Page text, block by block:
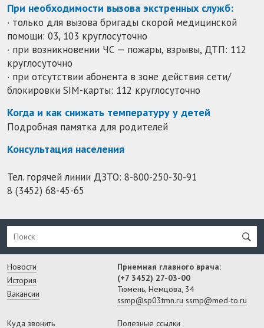
При необходимости вызова экстренных служб:
· только для вызова бригады скорой медицинской
помощи: 03, 103 круглосуточно
· при возникновении ЧС — пожары, взрывы, ДТП: 112
круглосуточно
· при отсутствии абонента в зоне действия сети/
блокировки SIM-карты: 112 круглосуточно
Когда и как снижать температуру у детей
Подробная памятка для родителей
Консультация населения
Тел. горячей линии ДЗТО: 8-800-250-30-91
8 (3452) 68-45-65
Новости
История
Вакансии
Приемная главного врача:
(+7 3452) 27-03-00
Тюмень, Немцова, 34
ssmp@sp03tmn.ru ssmp@med-to.ru
Куда звонить Полезные ссылки